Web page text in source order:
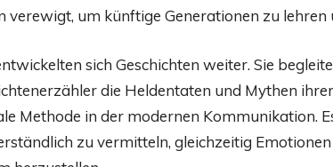
verewigt, um künftige Generationen zu lehren
sich Geschichten weiter. Sie
die Heldentaten und Mythen
Methode in der modernen Kommunikation.
zu vermitteln, gleichzeitig